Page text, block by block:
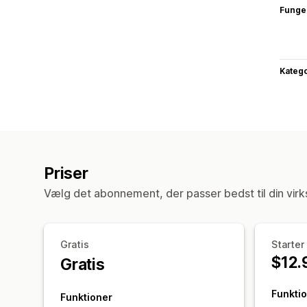
Priser
Vælg det abonnement, der passer bedst til din
Gratis
Gratis
Funktioner
Starter